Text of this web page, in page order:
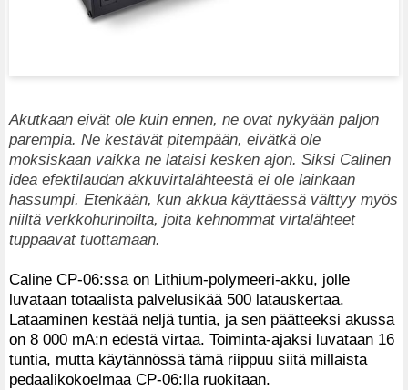
Akutkaan eivät ole kuin ennen, ne ovat nykyään paljon
parempia. Ne kestävät pitempään, eivätkä ole
moksiskaan vaikka ne lataisi kesken ajon. Siksi Calinen
idea efektilaudan akkuvirtalähteestä ei ole lainkaan
hassumpi. Etenkään, kun akkua käyttäessä välttyy myös
niiltä verkkohurinoilta, joita kehnommat virtalähteet
tuppaavat tuottamaan.
Caline CP-06:ssa on Lithium-polymeeri-akku, jolle
luvataan totaalista palvelusikää 500 latauskertaa.
Lataaminen kestää neljä tuntia, ja sen päätteeksi akussa
on 8 000 mA:n edestä virtaa. Toiminta-ajaksi luvataan 16
tuntia, mutta käytännössä tämä riippuu siitä millaista
pedaalikokoelmaa CP-06:lla ruokitaan.